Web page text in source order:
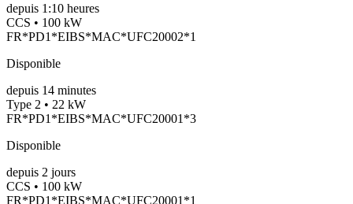
depuis 1:10 heures
CCS • 100 kW
FR*PD1*EIBS*MAC*UFC20002*1
Disponible
depuis 14 minutes
Type 2 • 22 kW
FR*PD1*EIBS*MAC*UFC20001*3
Disponible
depuis 2 jours
CCS • 100 kW
FR*PD1*EIBS*MAC*UFC20001*1